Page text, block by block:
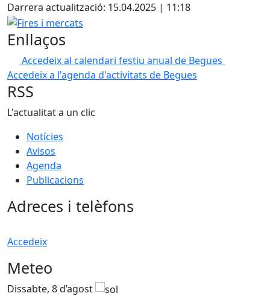
Darrera actualització: 15.04.2025 | 11:18
Fires i mercats
Enllaços
Accedeix al calendari festiu anual de Begues
Accedeix a l'agenda d'activitats de Begues
RSS
L'actualitat a un clic
Notícies
Avisos
Agenda
Publicacions
Adreces i telèfons
Accedeix
Meteo
Dissabte, 8 d’agost